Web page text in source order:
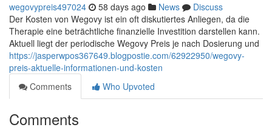
wegovypreis497024 58 days ago News
Discuss
Der Kosten von Wegovy ist ein oft diskutiertes Anliegen, da die
Therapie eine beträchtliche finanzielle Investition darstellen kann.
Aktuell liegt der periodische Wegovy Preis je nach Dosierung und
https://jasperwpos367649.blogpostie.com/62922950/wegovy-
preis-aktuelle-informationen-und-kosten
Comments
Who Upvoted
Comments